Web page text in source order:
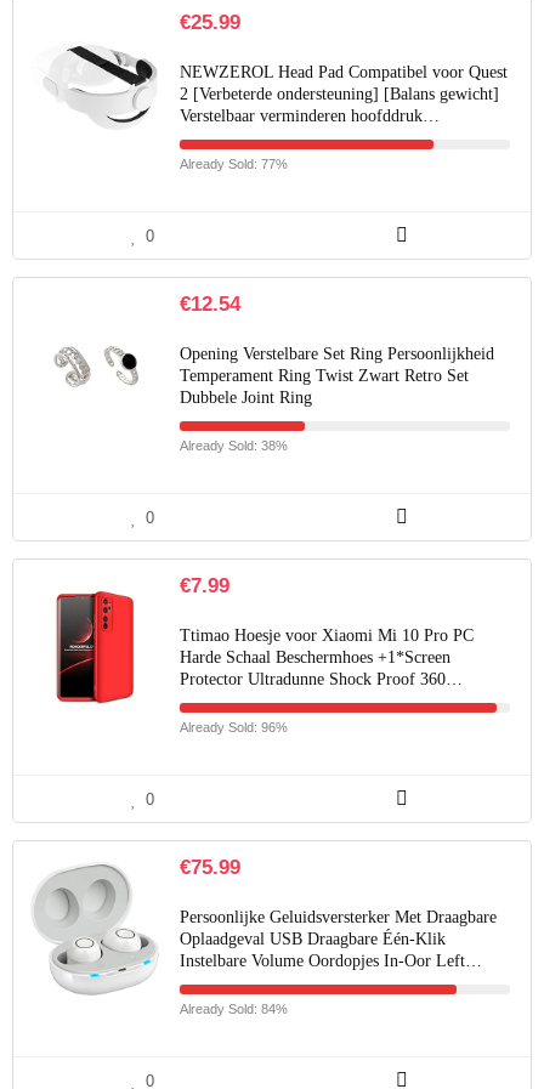
€25.99
NEWZEROL Head Pad Compatibel voor Quest
2 [Verbeterde ondersteuning] [Balans gewicht]
Verstelbaar verminderen hoofddruk…
Already Sold: 77%
0
€12.54
Opening Verstelbare Set Ring Persoonlijkheid
Temperament Ring Twist Zwart Retro Set
Dubbele Joint Ring
Already Sold: 38%
0
€7.99
Ttimao Hoesje voor Xiaomi Mi 10 Pro PC
Harde Schaal Beschermhoes +1*Screen
Protector Ultradunne Shock Proof 360…
Already Sold: 96%
0
€75.99
Persoonlijke Geluidsversterker Met Draagbare
Oplaadgeval USB Draagbare Één-Klik
Instelbare Volume Oordopjes In-Oor Left…
Already Sold: 84%
0